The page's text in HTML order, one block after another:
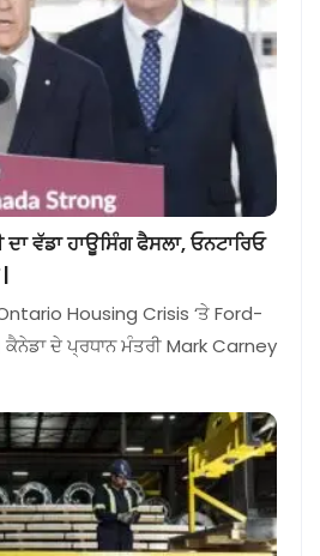
ਵੱਡਾ ਹਾਊਸਿੰਗ ਫੈਸਲਾ, ਓਨਟਾਰਿਓ
Housing Crisis ‘ਤੇ Ford-
ਦੇ ਪ੍ਰਧਾਨ ਮੰਤਰੀ Mark Carney